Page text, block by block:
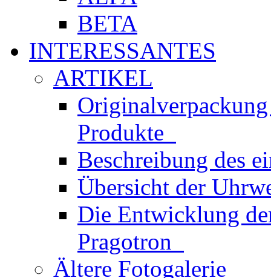
BETA
INTERESSANTES
ARTIKEL
Produkte
Beschreibung des
Übersicht der
Die Entwicklung
Pragotron
Ältere Fotogalerie